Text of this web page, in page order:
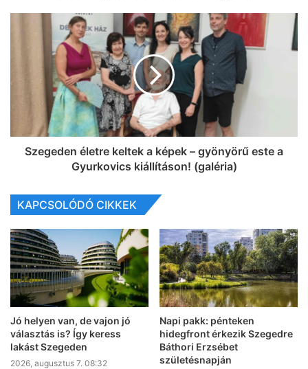
Szegeden életre keltek a képek – gyönyörű este a
Gyurkovics kiállításon! (galéria)
KAPCSOLÓDÓ CIKKEK
Jó helyen van, de vajon jó
választás is? Így keress
lakást Szegeden
2026, augusztus 7. 08:32
Napi pakk: pénteken
hidegfront érkezik Szegedre
Báthori Erzsébet
születésnapján